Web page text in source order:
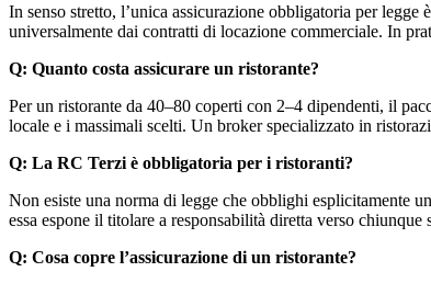
In senso stretto, l’unica assicurazione obbligatoria per
universalmente dai contratti di locazione commerciale. In
Q: Quanto costa assicurare un ristorante?
Per un ristorante da 40–80 coperti con 2–4 dipendenti, il
locale e i massimali scelti. Un broker specializzato in
Q: La RC Terzi è obbligatoria per i ristoranti?
Non esiste una norma di legge che obblighi esplicitamente
essa espone il titolare a responsabilità diretta verso
Q: Cosa copre l’assicurazione di un ristorante?